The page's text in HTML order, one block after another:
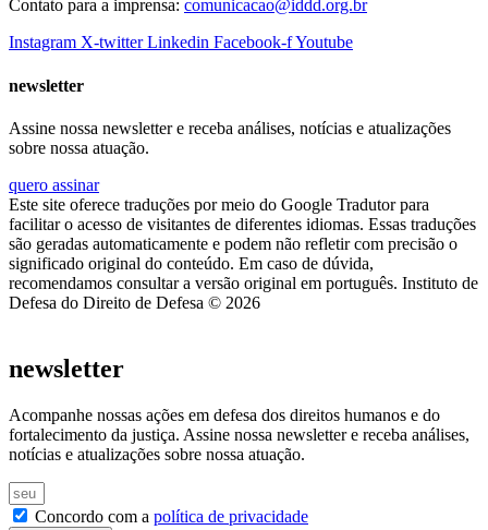
Contato para a imprensa: comunicacao@iddd.org.br
Instagram X-twitter Linkedin Facebook-fYoutube
newsletter
Assine nossa newsletter e receba análises, notícias e atualizações
sobre nossa atuação.
quero assinar
Este site oferece traduções por meio do Google Tradutor para
facilitar o acesso de visitantes de diferentes idiomas. Essas traduções
são geradas automaticamente e podem não refletir com precisão o
significado original do conteúdo. Em caso de dúvida,
recomendamos consultar a versão original em português. Instituto de
Defesa do Direito de Defesa © 2026
newsletter
Acompanhe nossas ações em defesa dos direitos humanos e do
fortalecimento da justiça. Assine nossa newsletter e receba análises,
notícias e atualizações sobre nossa atuação.
Concordo com a política de privacidade